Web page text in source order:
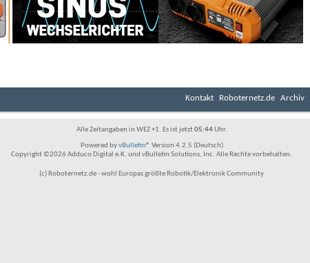
Kontakt Roboternetz.de Archiv
Alle Zeitangaben in WEZ +1. Es ist jetzt05:44Uhr.
Powered byvBulletin® Version 4.2.5 (Deutsch)
Copyright ©2026 Adduco Digital e.K. und vBulletin Solutions, Inc. Alle Rechte vorbehalten.
(c) Roboternetz.de - wohl Europas größte Robotik/Elektronik Community